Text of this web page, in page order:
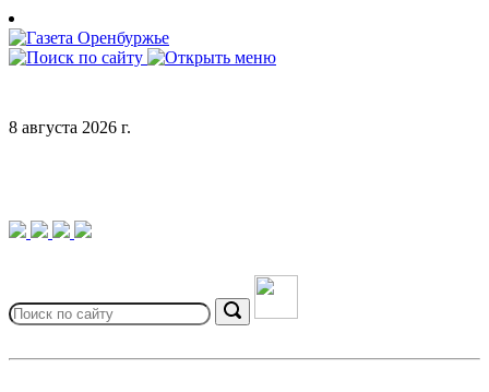
Skip
to
content
8 августа 2026 г.
for:
Search